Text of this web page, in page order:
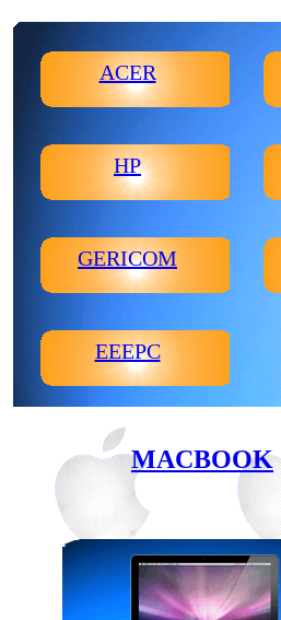
ACER
HP
GERICOM
EEEPC
MACBOOK